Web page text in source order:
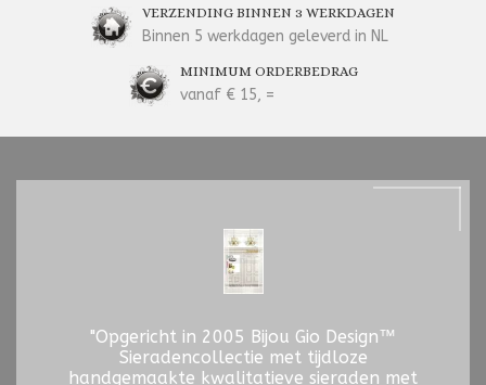
VERZENDING BINNEN 3 WERKDAGEN
Binnen 5 werkdagen geleverd in NL
MINIMUM ORDERBEDRAG
vanaf € 15, =
"Opgericht in 2005 Bijou Gio Design™
Sieradencollectie met tijdloze
handgemaakte kwalitatieve sieraden met